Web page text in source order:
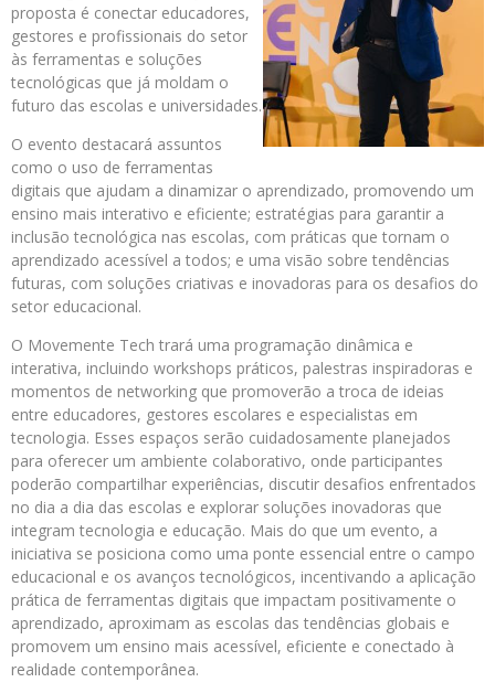
proposta é conectar educadores,
gestores e profissionais do setor
às ferramentas e soluções
tecnológicas que já moldam o
futuro das escolas e universidades.
O evento destacará assuntos
como o uso de ferramentas
digitais que ajudam a dinamizar o aprendizado, promovendo um
ensino mais interativo e eficiente; estratégias para garantir a
inclusão tecnológica nas escolas, com práticas que tornam o
aprendizado acessível a todos; e uma visão sobre tendências
futuras, com soluções criativas e inovadoras para os desafios do
setor educacional.
O Movemente Tech trará uma programação dinâmica e
interativa, incluindo workshops práticos, palestras inspiradoras e
momentos de networking que promoverão a troca de ideias
entre educadores, gestores escolares e especialistas em
tecnologia. Esses espaços serão cuidadosamente planejados
para oferecer um ambiente colaborativo, onde participantes
poderão compartilhar experiências, discutir desafios enfrentados
no dia a dia das escolas e explorar soluções inovadoras que
integram tecnologia e educação. Mais do que um evento, a
iniciativa se posiciona como uma ponte essencial entre o campo
educacional e os avanços tecnológicos, incentivando a aplicação
prática de ferramentas digitais que impactam positivamente o
aprendizado, aproximam as escolas das tendências globais e
promovem um ensino mais acessível, eficiente e conectado à
realidade contemporânea.